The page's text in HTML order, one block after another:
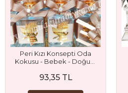
Peri Kızı Konsepti Oda
Kokusu - Bebek - Doğum
93,35 TL